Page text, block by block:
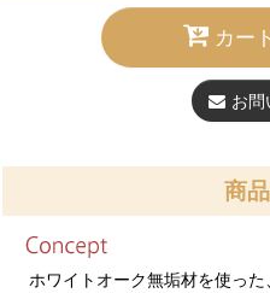
カー
お問
商
ホワイトオーク無垢材を使っ